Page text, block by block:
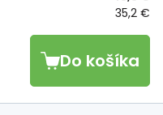
35,2 €
Do košíka